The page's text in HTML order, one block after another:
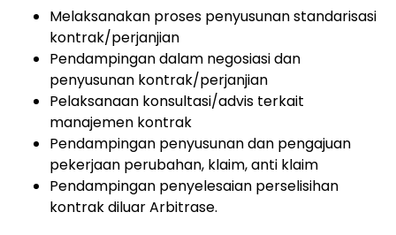
Melaksanakan proses penyusunan standarisasi
kontrak/perjanjian
Pendampingan dalam negosiasi dan
penyusunan kontrak/perjanjian
Pelaksanaan konsultasi/advis terkait
manajemen kontrak
Pendampingan penyusunan dan pengajuan
pekerjaan perubahan, klaim, anti klaim
Pendampingan penyelesaian perselisihan
kontrak diluar Arbitrase.